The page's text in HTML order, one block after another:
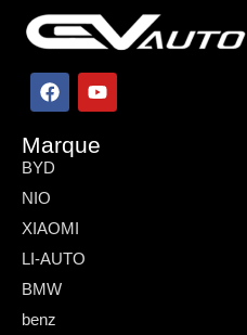
Marque
BYD
NIO
XIAOMI
LI-AUTO
BMW
benz